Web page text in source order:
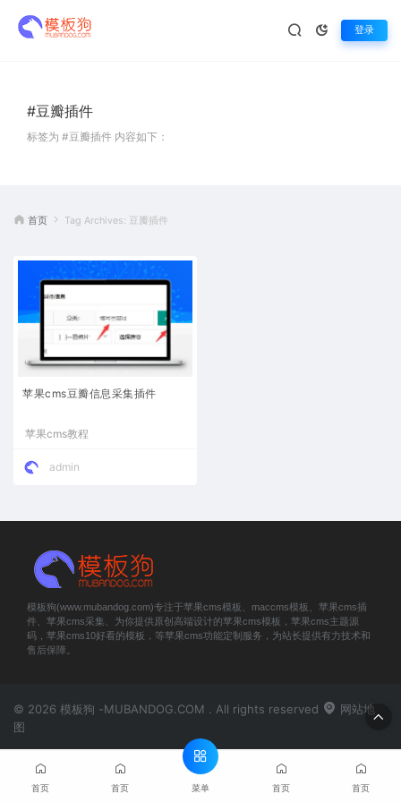
登录
#豆瓣插件
标签为 #豆瓣插件 内容如下：
首页 Tag Archives: 豆瓣插件
苹果cms豆瓣信息采集插件
苹果cms教程
admin
模板狗(www.mubandog.com)专注于苹果cms模板、maccms模板、苹果cms插
件、苹果cms采集、为你提供原创高端设计的苹果cms模板，苹果cms主题源
码，苹果cms10好看的模板，等苹果cms功能定制服务，为站长提供有力技术和
售后保障。
© 2026 模板狗 -MUBANDOG.COM . All rights reserved
网站地
图
首页 首页 菜单 首页 首页